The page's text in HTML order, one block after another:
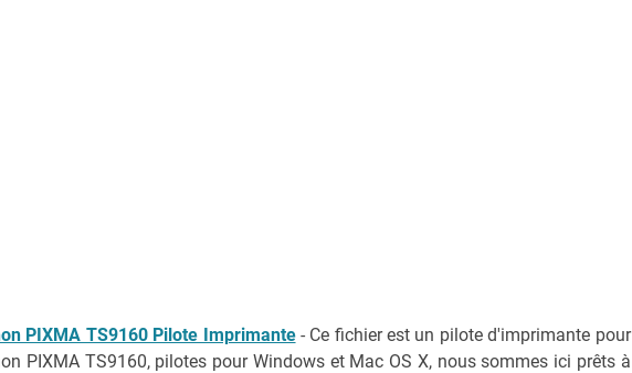
PIXMA TS9160 Pilote Imprimante- Ce fichier est un pilote d'imprimante pour
PIXMA TS9160, pilotes pour Windows et Mac OS X, nous sommes ici prêts à